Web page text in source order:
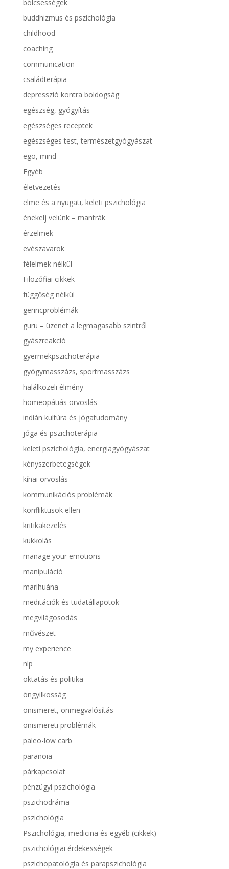
bölcsességek
buddhizmus és pszichológia
childhood
coaching
communication
családterápia
depresszió kontra boldogság
egészség, gyógyítás
egészséges receptek
egészséges test, természetgyógyászat
ego, mind
Egyéb
életvezetés
elme és a nyugati, keleti pszichológia
énekelj velünk – mantrák
érzelmek
evészavarok
félelmek nélkül
Filozófiai cikkek
függőség nélkül
gerincproblémák
guru – üzenet a legmagasabb szintről
gyászreakció
gyermekpszichoterápia
gyógymasszázs, sportmasszázs
halálközeli élmény
homeopátiás orvoslás
indián kultúra és jógatudomány
jóga és pszichoterápia
keleti pszichológia, energiagyógyászat
kényszerbetegségek
kínai orvoslás
kommunikációs problémák
konfliktusok ellen
kritikakezelés
kukkolás
manage your emotions
manipuláció
marihuána
meditációk és tudatállapotok
megvilágosodás
művészet
my experience
nlp
oktatás és politika
öngyilkosság
önismeret, önmegvalósítás
önismereti problémák
paleo-low carb
paranoia
párkapcsolat
pénzügyi pszichológia
pszichodráma
pszichológia
Pszichológia, medicina és egyéb (cikkek)
pszichológiai érdekességek
pszichopatológia és parapszichológia